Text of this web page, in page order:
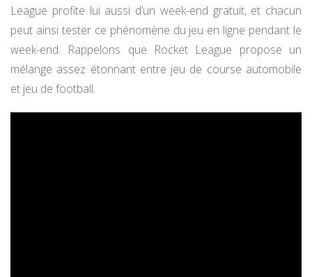
League profite lui aussi d’un week-end gratuit, et chacun
peut ainsi tester ce phénomène du jeu en ligne pendant le
week-end. Rappelons que Rocket League propose un
mélange assez étonnant entre jeu de course automobile
et jeu de football.